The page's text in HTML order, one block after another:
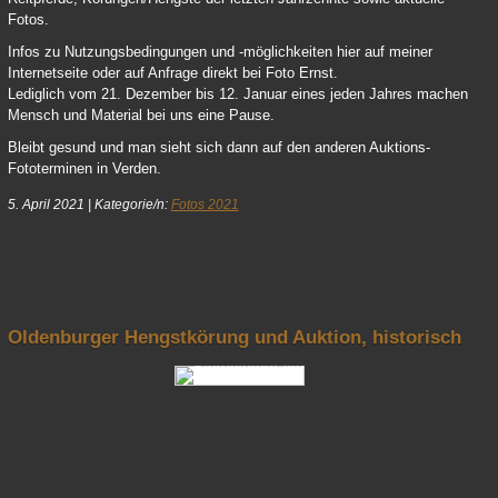
Fotos.
Infos zu Nutzungsbedingungen und -möglichkeiten hier auf meiner
Internetseite oder auf Anfrage direkt bei Foto Ernst.
Lediglich vom 21. Dezember bis 12. Januar eines jeden Jahres machen
Mensch und Material bei uns eine Pause.
Bleibt gesund und man sieht sich dann auf den anderen Auktions-
Fototerminen in Verden.
5. April 2021 Kategorie/n: Fotos 2021
Oldenburger Hengstkörung und Auktion, historisch